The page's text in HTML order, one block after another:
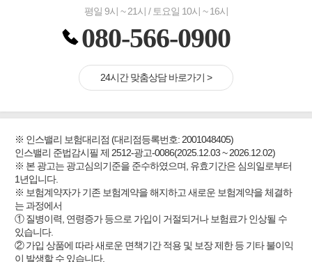
평일 9시 ~ 21시 / 토요일 10시 ~ 16시
080-566-0900
24시간 맞춤상담 바로가기 >
※ 인스밸리 보험대리점 (대리점등록번호: 2001048405)
인스밸리 준법감시필 제 2512-광고-0086(2025.12.03 ~ 2026.12.02)
※ 본 광고는 광고심의기준을 준수하였으며, 유효기간은 심의일로부터
1년입니다.
※ 보험계약자가 기존 보험계약을 해지하고 새로운 보험계약을 체결하
는 과정에서
① 질병이력, 연령증가 등으로 가입이 거절되거나 보험료가 인상될 수
있습니다.
② 가입 상품에 따라 새로운 면책기간 적용 및 보장 제한 등 기타 불이익
이 발생할 수 있습니다.